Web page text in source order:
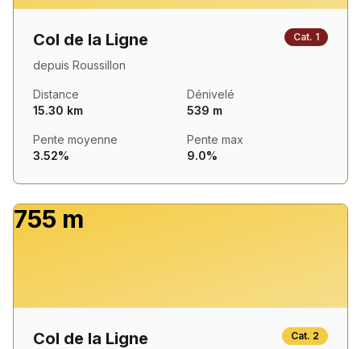
Col de la Ligne Cat. 1
depuis Roussillon
Distance
15.30 km
Dénivelé
539 m
Pente moyenne
3.52%
Pente max
9.0%
755 m
Col de la Ligne Cat. 2